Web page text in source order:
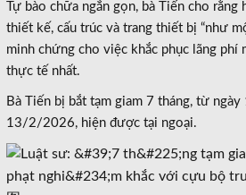
Tự bào chữa ngắn gọn, bà Tiến cho
thiết kế, cấu trúc và trang thiết bị “như
minh chứng cho việc khắc phục lãng phí
thực tế nhất.
Bà Tiến bị bắt tạm giam 7 tháng, từ
13/2/2026, hiện được tại ngoại.